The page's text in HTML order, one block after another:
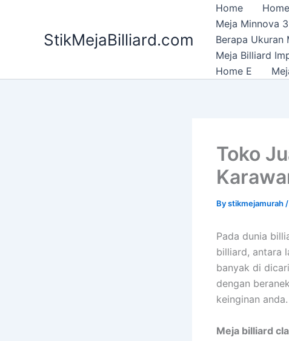
StikMejaBilliard.com
Home Home
Meja Minnova
Berapa
Meja Billiard
Home E
Toko
Bystikmejamurah /
Pada dunia
billiard, antara
banyak di
dengan
keinginan anda.
Meja billiard